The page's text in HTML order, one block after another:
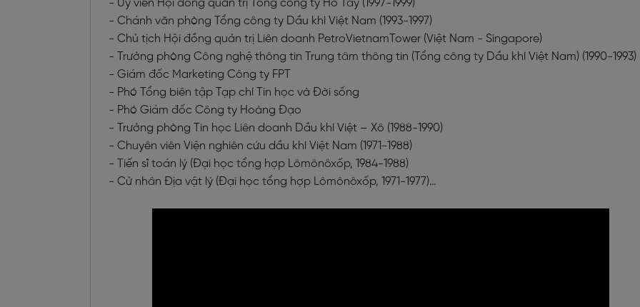
- Uỷ viên Hội đồng quản trị Tổng công ty Hồ Tây (1997-1999)
- Chánh văn phòng Tổng công ty Dầu khí Việt Nam (1993-1997)
- Chủ tịch Hội đồng quản trị Liên doanh PetroVietnamTower (Việt Nam - Singapore)
- Trưởng phòng Công nghệ thông tin Trung tâm thông tin (Tổng công ty Dầu khí Việt Nam) (1990-1993)
- Giám đốc Marketing Công ty FPT
- Phó Tổng biên tập Tạp chí Tin học và Đời sống
- Phó Giám đốc Công ty Hoàng Đạo
- Trưởng phòng Tin học Liên doanh Dầu khí Việt – Xô (1988-1990)
- Chuyên viên Viện nghiên cứu dầu khí Việt Nam (1971-1988)
- Tiến sĩ toán lý (Đại học tổng hợp Lômônôxốp, 1984-1988)
- Cử nhân Địa vật lý (Đại học tổng hợp Lômônôxốp, 1971-1977)…